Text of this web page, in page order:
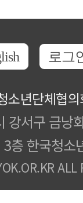
로그
소년단체협
강서구 금낭
층 한국청소
ALL